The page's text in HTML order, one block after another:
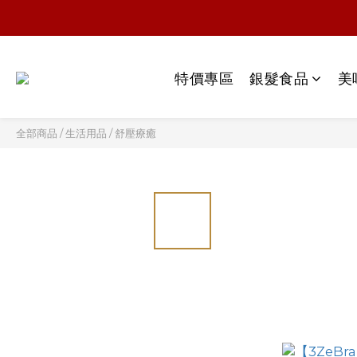
特價專區 銀髮食品 美
全部商品 /生活用品 /舒壓療癒